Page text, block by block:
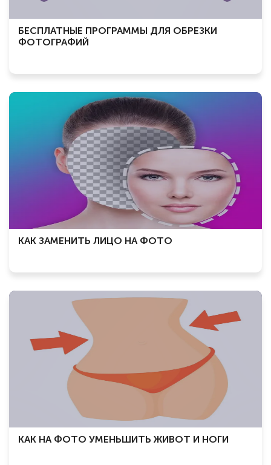
БЕСПЛАТНЫЕ ПРОГРАММЫ ДЛЯ ОБРЕЗКИ
ФОТОГРАФИЙ
КАК ЗАМЕНИТЬ ЛИЦО НА ФОТО
КАК НА ФОТО УМЕНЬШИТЬ ЖИВОТ И НОГИ